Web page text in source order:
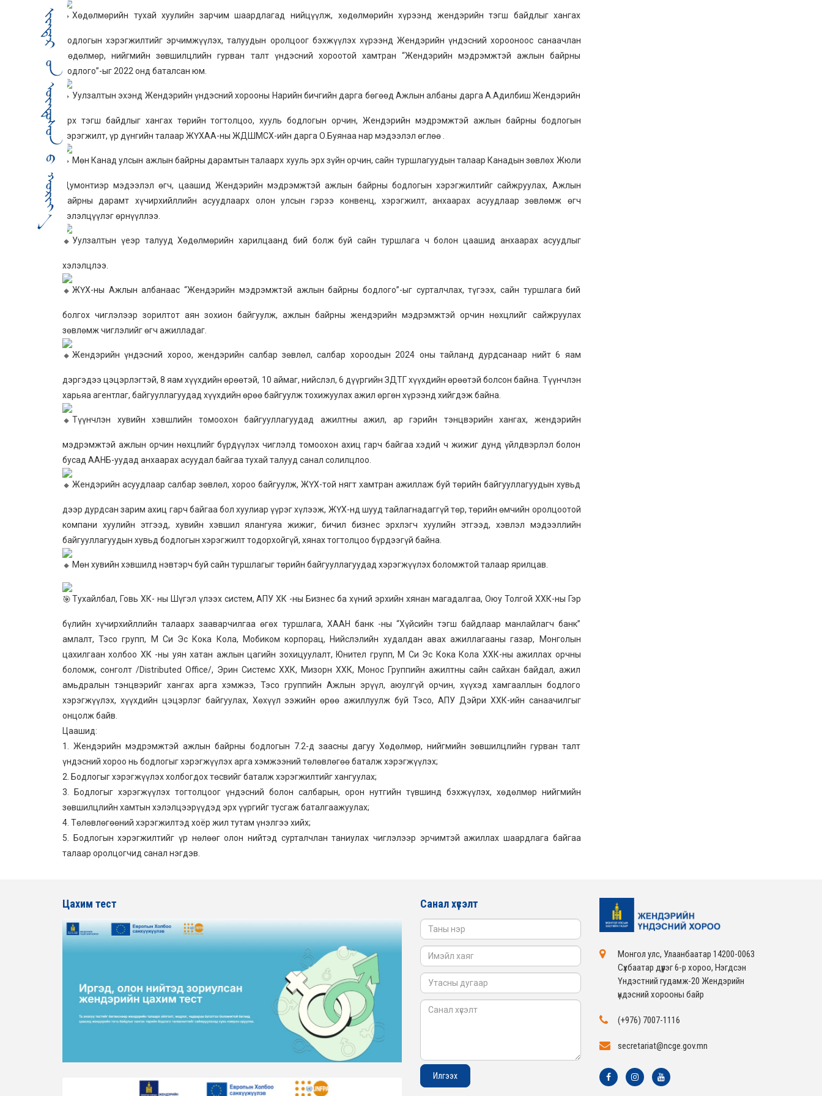
Хөдөлмөрийн тухай хуулийн зарчим шаардлагад нийцүүлж, хөдөлмөрийн хүрээнд жендэрийн тэгш байдлыг хангах
бодлогын хэрэгжилтийг эрчимжүүлэх, талуудын оролцоог бэхжүүлэх хүрээнд Жендэрийн үндэсний хорооноос санаачлан
Хөдөлмөр, нийгмийн зөвшилцлийн гурван талт үндэсний хороотой хамтран “Жендэрийн мэдрэмжтэй ажлын байрны
бодлого”-ыг 2022 онд баталсан юм.
Уулзалтын эхэнд Жендэрийн үндэсний хорооны Нарийн бичгийн дарга бөгөөд Ажлын албаны дарга А.Адилбиш Жендэрийн
эрх тэгш байдлыг хангах төрийн тогтолцоо, хууль бодлогын орчин, Жендэрийн мэдрэмжтэй ажлын байрны бодлогын
хэрэгжилт, үр дүнгийн талаар ЖҮХАА-ны ЖДШМСХ-ийн дарга О.Буянаа нар мэдээлэл өглөө .
Мөн Канад улсын ажлын байрны дарамтын талаарх хууль эрх зүйн орчин, сайн туршлагуудын талаар Канадын зөвлөх Жюли
Думонтиэр мэдээлэл өгч, цаашид Жендэрийн мэдрэмжтэй ажлын байрны бодлогын хэрэгжилтийг сайжруулах, Ажлын
байрны дарамт хүчирхийллийн асуудлаарх олон улсын гэрээ конвенц, хэрэгжилт, анхаарах асуудлаар зөвлөмж өгч
хэлэлцүүлэг өрнүүллээ.
Уулзалтын үеэр талууд Хөдөлмөрийн харилцаанд бий болж буй сайн туршлага ч болон цаашид анхаарах асуудлыг
хэлэлцлээ.
ЖҮХ-ны Ажлын албанаас “Жендэрийн мэдрэмжтэй ажлын байрны бодлого”-ыг сурталчлах, түгээх, сайн туршлага бий
болгох чиглэлээр зорилтот аян зохион байгуулж, ажлын байрны жендэрийн мэдрэмжтэй орчин нөхцлийг сайжруулах
зөвлөмж чиглэлийг өгч ажилладаг.
Жендэрийн үндэсний хороо, жендэрийн салбар зөвлөл, салбар хороодын 2024 оны тайланд дурдсанаар нийт 6 яам
дэргэдээ цэцэрлэгтэй, 8 яам хүүхдийн өрөөтэй, 10 аймаг, нийслэл, 6 дүүргийн ЗДТГ хүүхдийн өрөөтэй болсон байна. Түүнчлэн
харьяа агентлаг, байгууллагуудад хүүхдийн өрөө байгуулж тохижуулах ажил өргөн хүрээнд хийгдэж байна.
Түүнчлэн хувийн хэвшлийн томоохон байгууллагуудад ажилтны ажил, ар гэрийн тэнцвэрийн хангах, жендэрийн
мэдрэмжтэй ажлын орчин нөхцлийг бүрдүүлэх чиглэлд томоохон ахиц гарч байгаа хэдий ч жижиг дунд үйлдвэрлэл болон
бусад ААНБ-уудад анхаарах асуудал байгаа тухай талууд санал солилцлоо.
Жендэрийн асуудлаар салбар зөвлөл, хороо байгуулж, ЖҮХ-той нягт хамтран ажиллаж буй төрийн байгууллагуудын хувьд
дээр дурдсан зарим ахиц гарч байгаа бол хуулиар үүрэг хүлээж, ЖҮХ-нд шууд тайлагнадаггүй төр, төрийн өмчийн оролцоотой
компани хуулийн этгээд, хувийн хэвшил ялангуяа жижиг, бичил бизнес эрхлэгч хуулийн этгээд, хэвлэл мэдээллийн
байгууллагуудын хувьд бодлогын хэрэгжилт тодорхойгүй, хянах тогтолцоо бүрдээгүй байна.
Мөн хувийн хэвшилд нэвтэрч буй сайн туршлагыг төрийн байгууллагуудад хэрэгжүүлэх боломжтой талаар ярилцав.
Тухайлбал, Говь ХК- ны Шүгэл үлээх систем, АПУ ХК -ны Бизнес ба хүний эрхийн хянан магадалгаа, Оюу Толгой ХХК-ны Гэр
бүлийн хүчирхийллийн талаарх зааварчилгаа өгөх туршлага, ХААН банк -ны “Хүйсийн тэгш байдлаар манлайлагч банк”
амлалт, Тэсо групп, М Си Эс Кока Кола, Мобиком корпорац, Нийслэлийн худалдан авах ажиллагааны газар, Монголын
цахилгаан холбоо ХК -ны уян хатан ажлын цагийн зохицуулалт, Юнител групп, М Си Эс Кока Кола ХХК-ны ажиллах орчны
боломж, сонголт /Distributed Office/, Эрин Системс ХХК, Мизорн ХХК, Монос Группийн ажилтны сайн сайхан байдал, ажил
амьдралын тэнцвэрийг хангах арга хэмжээ, Тэсо группийн Ажлын эрүүл, аюулгүй орчин, хүүхэд хамгааллын бодлого
хэрэгжүүлэх, хүүхдийн цэцэрлэг байгуулах, Хөхүүл ээжийн өрөө ажиллуулж буй Тэсо, АПУ Дэйри ХХК-ийн санаачилгыг
онцолж байв.
Цаашид:
1. Жендэрийн мэдрэмжтэй ажлын байрны бодлогын 7.2-д заасны дагуу Хөдөлмөр, нийгмийн зөвшилцлийн гурван талт
үндэсний хороо нь бодлогыг хэрэгжүүлэх арга хэмжээний төлөвлөгөө баталж хэрэгжүүлэх;
2. Бодлогыг хэрэгжүүлэх холбогдох төсвийг баталж хэрэгжилтийг хангуулах;
3. Бодлогыг хэрэгжүүлэх тогтолцоог үндэсний болон салбарын, орон нутгийн түвшинд бэхжүүлэх, хөдөлмөр нийгмийн
зөвшилцлийн хамтын хэлэлцээрүүдэд эрх үүргийг тусгаж баталгаажуулах;
4. Төлөвлөгөөний хэрэгжилтэд хоёр жил тутам үнэлгээ хийх;
5. Бодлогын хэрэгжилтийг үр нөлөөг олон нийтэд сурталчлан таниулах чиглэлээр эрчимтэй ажиллах шаардлага байгаа
талаар оролцогчид санал нэгдэв.
Цахим тест Санал хүсэлт
Монгол улс, Улаанбаатар 14200-0063
Сүхбаатар дүүрэг 6-р хороо, Нэгдсэн
Үндэстний гудамж-20 Жендэрийн
үндэсний хорооны байр
(+976) 7007-1116
secretariat@ncge.gov.mn